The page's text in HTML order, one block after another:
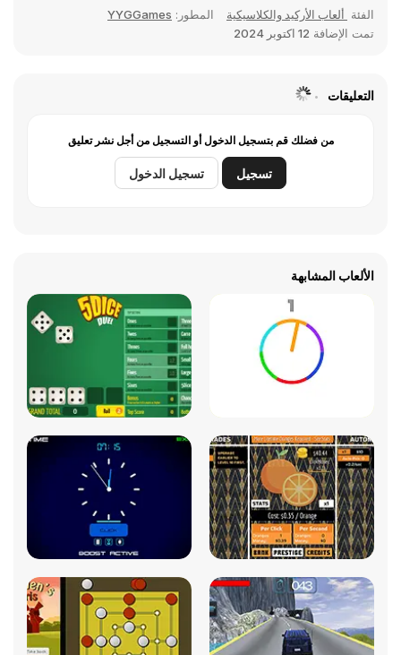
الفئة ألعاب الأركيد والكلاسيكية المطور: YYGGames
تمت الإضافة 12 اكتوبر 2024
التعليقات
من فضلك قم بتسجيل الدخول أو التسجيل من أجل نشر تعليق
تسجيل تسجيل الدخول
الألعاب المشابهة